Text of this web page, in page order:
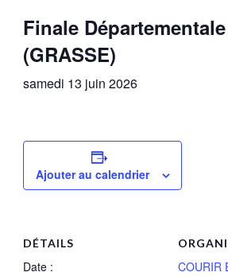
Finale
(GRASSE)
samedi 13 juin 2026
Ajouter au calendrier
DÉTAILS
Date :
COURIR